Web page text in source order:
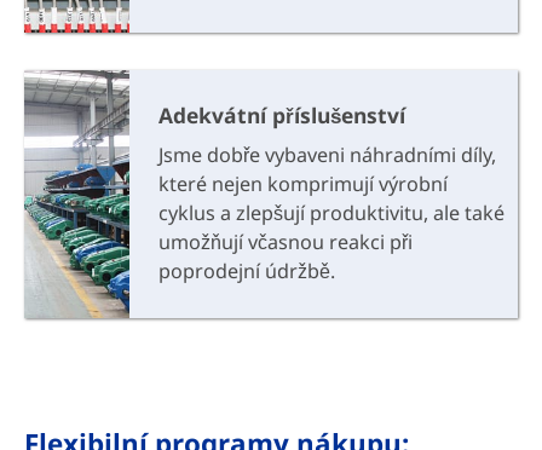
Adekvátní příslušenství
Jsme dobře vybaveni náhradními díly,
které nejen komprimují výrobní
cyklus a zlepšují produktivitu, ale také
umožňují včasnou reakci při
poprodejní údržbě.